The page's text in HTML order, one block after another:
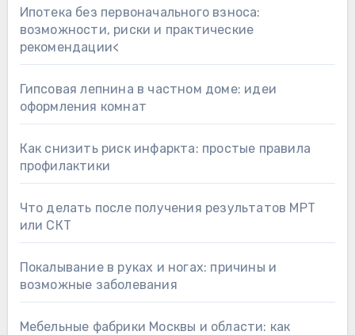
Ипотека без первоначального взноса:
возможности, риски и практические
рекомендации<
Гипсовая лепнина в частном доме: идеи
оформления комнат
Как снизить риск инфаркта: простые правила
профилактики
Что делать после получения результатов МРТ
или СКТ
Покалывание в руках и ногах: причины и
возможные заболевания
Мебельные фабрики Москвы и области: как